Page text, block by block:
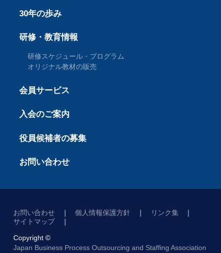
30年の歩み
研修・教育情報
研修スケジュール・プログラム
オリジナル教材の販売
会員サービス
入会のご案内
役員候補者の募集
お問い合わせ
お問い合わせ 個人情報保護方針
リンク集
サイトマップ
Copyright ©
Japan Business Process Outsourcing and Staffing Association